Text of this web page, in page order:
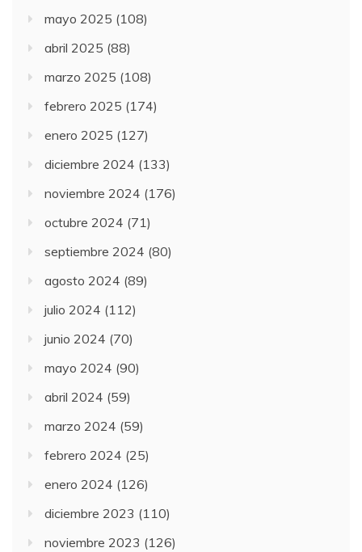
mayo 2025 (108)
abril 2025 (88)
marzo 2025 (108)
febrero 2025 (174)
enero 2025 (127)
diciembre 2024 (133)
noviembre 2024 (176)
octubre 2024 (71)
septiembre 2024 (80)
agosto 2024 (89)
julio 2024 (112)
junio 2024 (70)
mayo 2024 (90)
abril 2024 (59)
marzo 2024 (59)
febrero 2024 (25)
enero 2024 (126)
diciembre 2023 (110)
noviembre 2023 (126)